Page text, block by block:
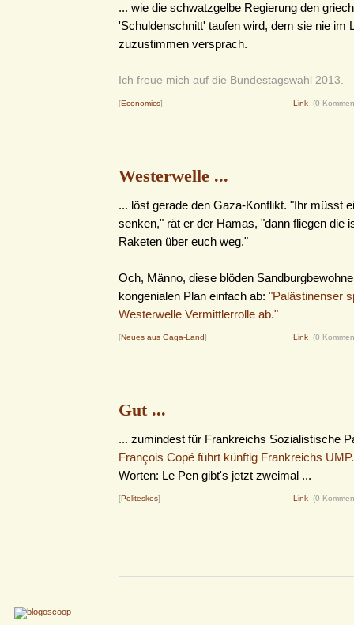
... wie die schwatzgelbe Regierung den
'Schuldenschnitt' taufen wird, dem sie nie im
zuzustimmen versprach.
Ich freue mich auf die Bundestagswahl 2013.
[Economics] Link (0
Westerwelle ...
... löst gerade den Gaza-Konflikt. "Ihr müsst
senken," rät er der Hamas, "dann fliegen die
Raketen über euch weg."
Och, Männo, diese blöden
kongenialen Plan einfach ab: "Palästinenser
Westerwelle Vermittlerrolle ab."
[Neues aus Gaga-Land] Link (0
Gut ...
... zumindest für Frankreichs Sozialistische
François Copé führt künftig Frankreichs
Worten: Le Pen gibt's jetzt zweimal ...
[Politeskes] Link (0